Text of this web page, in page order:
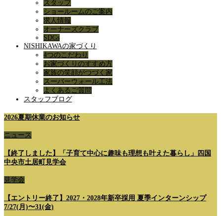
スタッフ
ショールームのご案内
求人情報
オーナーズクラブ
SDGs
NISHIKAWAの家づくり
4つのこだわり
お家づくりのすすめ方
家族の笑顔がつづく家
スーパーウォール工法
よくあるご質問
スタッフブログ
2026夏期休業のお知らせ
ニュース
【終了しました】「子育て中心に趣味も理想も叶えた暮らし」四国
中央市土居町見学会
見学会
【エントリー終了】2027・2028年新卒採用 夏季インターンシップ
7/27(月)〜31(金)